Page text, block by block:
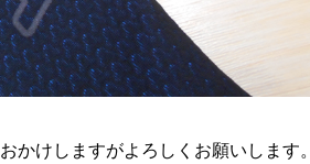
かけしますがよろしくお願いします。